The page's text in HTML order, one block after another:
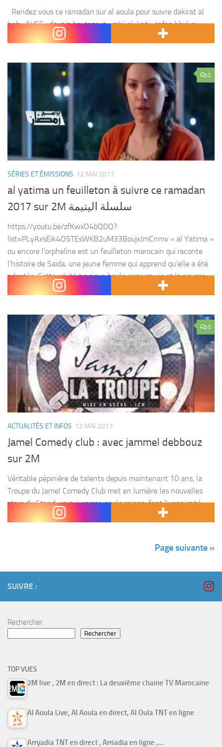
Rendez vous ce ramadan sur al aoula pour suivre dakirat al
hob . AVEC : dounia boutazout , rabii ek kati , safaa hbirkou ,
oussama bastaoui et d’autres Film : dakirat al...
0
SÉRIES ET ÉMISSIONS 12 MAI 2017
al yatima un feuilleton à suivre ce ramadan
2017 sur 2M سلسلة اليتيمة
https://youtu.be/zfKwxO4bQDQ?
list=PLyAxsEik4O5TEsWKB2uM33BoujxJmCnmv « al Yatima »
ou encore l’orpheline est un feuilleton marocain qui raconte
l’histoire de Saïda, une jeune femme qui apprend qu’elle a été
adoptée. Cette vérité tragique bouleverse sa vie et la pousse
0
ACTUALITÉS ET INFOS 12 MAI 2017
Jamel Comedy club : avec jammel debbouz
sur 2M
Véritable pépinière de talents depuis maintenant 10 ans, la
Troupe du Jamel Comedy Club met en lumière les nouvelles
stars du Stand-up qui, saison après saison, font l’unanimité
auprès du public et de la...
Page suivante »
SUIVRE :
Rechercher
Rechercher
TOP VUES
2M live , 2M en direct : La deuxième chaine TV Marocaine
Al Aoula Live, Al Aoula en direct, Al Oula TNT en ligne
Arryadia TNT en direct , Arriadia en ligne ,…